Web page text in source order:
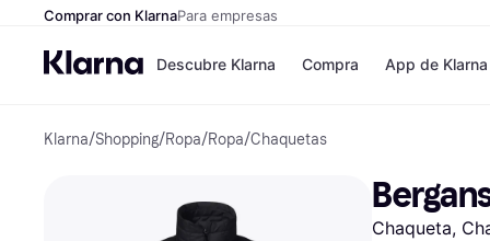
Comprar con KlarnaPara empresas
Descubre Klarna
Paga ahora
Paga en 3 plazos
Paga en 30 días
Compra
Shein
Zalando
Zara
App de Klarna
Klarna/Shopping/Ropa/Ropa/Chaquetas
Chaqueta,